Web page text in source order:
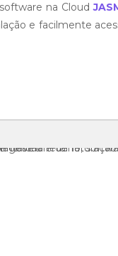
na Cloud
e facilmente